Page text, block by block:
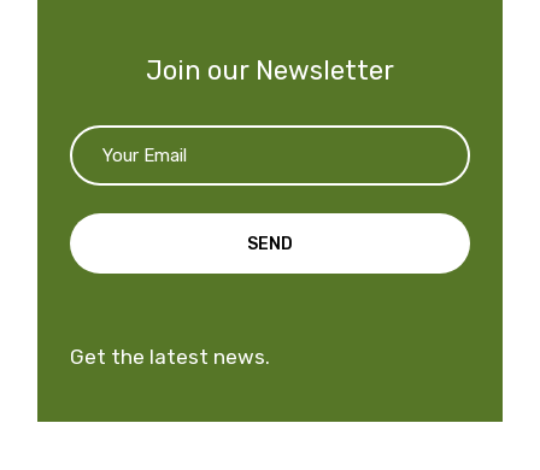
Join our Newsletter
SEND
Get the latest news.